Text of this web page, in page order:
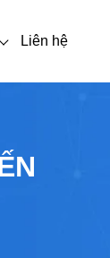
Liên hệ